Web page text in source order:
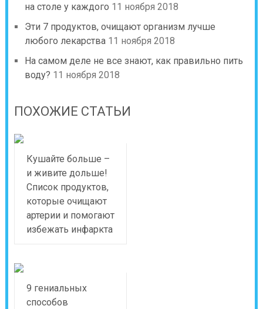
на столе у каждого 11 ноября 2018
Эти 7 продуктов, очищают организм лучше
любого лекарства 11 ноября 2018
На самом деле не все знают, как правильно пить
воду? 11 ноября 2018
ПОХОЖИЕ СТАТЬИ
Кушайте больше –
и живите дольше!
Список продуктов,
которые очищают
артерии и помогают
избежать инфаркта
9 гениальных
способов